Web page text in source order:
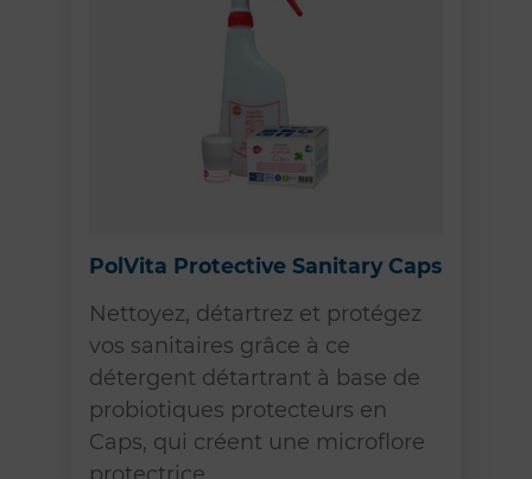
PolVita Protective Sanitary Caps
Nettoyez, détartrez et protégez
vos sanitaires grâce à ce
détergent détartrant à base de
probiotiques protecteurs en
Caps, qui créent une microflore